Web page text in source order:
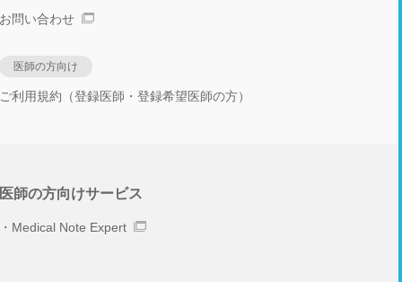
お問い合わせ
医師の方向け
ご利用規約（登録医師・登録希望医師の方）
医師の方向けサービス
Medical Note Expert